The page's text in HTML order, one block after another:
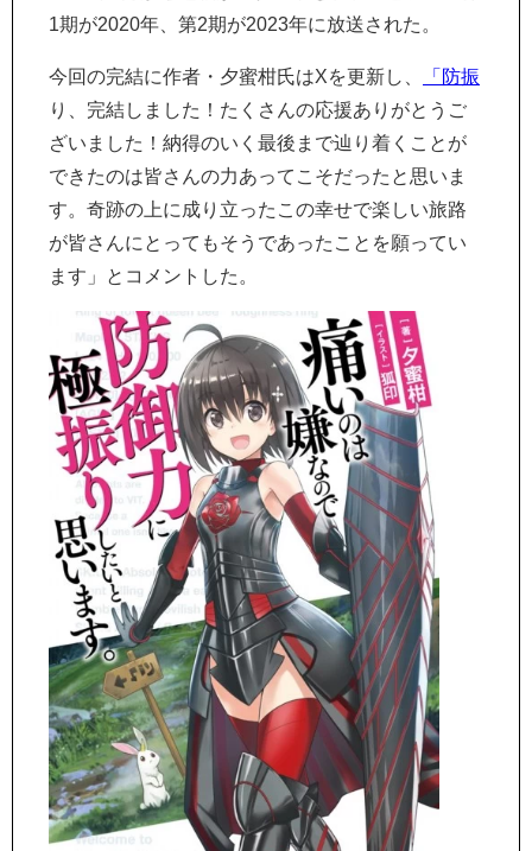
1期が2020年、第2期が2023年に放送された。
今回の完結に作者・夕蜜柑氏はXを更新し、
「防振
り、完結しました！たくさんの応援ありがとうご
ざいました！納得のいく最後まで辿り着くことが
できたのは皆さんの力あってこそだったと思いま
す。奇跡の上に成り立ったこの幸せで楽しい旅路
が皆さんにとってもそうであったことを願ってい
ます」とコメントした。